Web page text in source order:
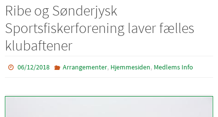
Ribe og Sønderjysk
Sportsfiskerforening laver fælles
klubaftener
06/12/2018 Arrangementer, Hjemmesiden, Medlems Info